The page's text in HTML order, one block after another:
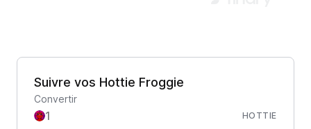
Suivre vos Hottie Froggie
Convertir
HOTTIE